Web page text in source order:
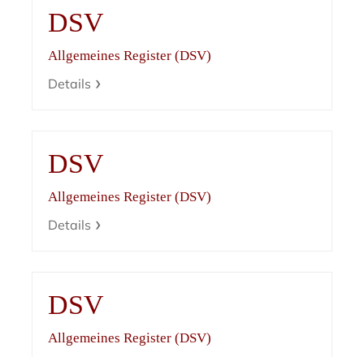
DSV
Allgemeines Register (DSV)
Details
DSV
Allgemeines Register (DSV)
Details
DSV
Allgemeines Register (DSV)